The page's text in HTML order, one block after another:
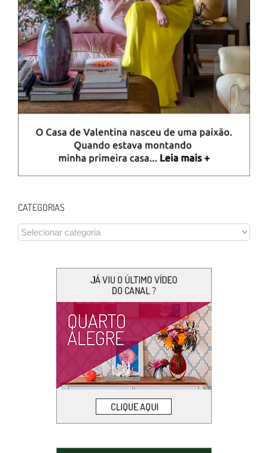
CATEGORIAS
CATEGORIAS